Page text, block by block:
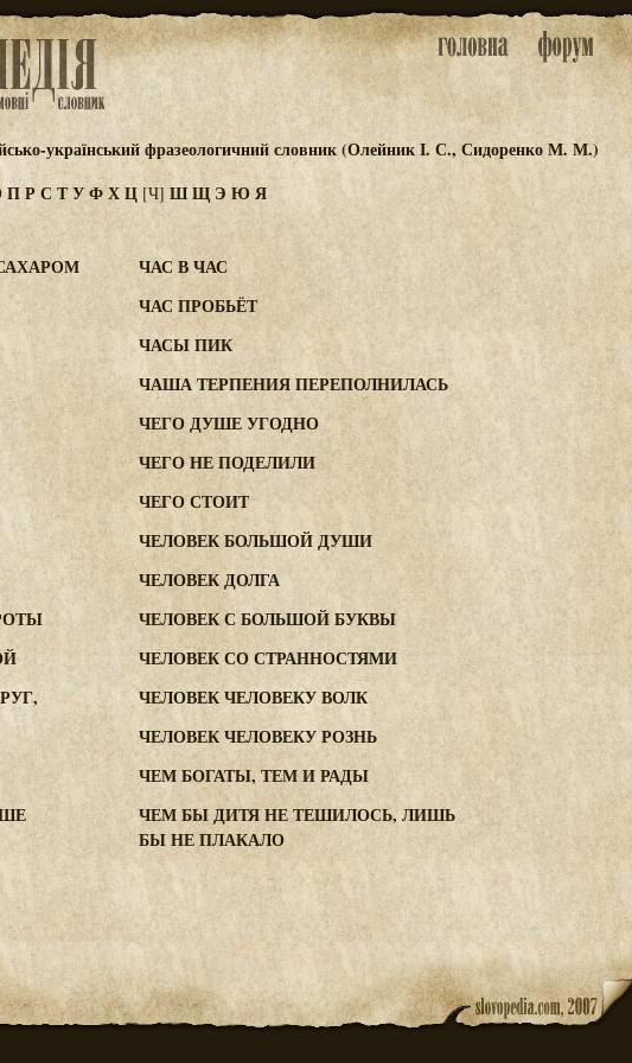
український фразеологичний словник (Олейник І. С., Сидоренко М. М.)
ПРС ТУФХЦ [Ч] ШЩЭ Ю Я
ЧАС В ЧАС
ЧАС ПРОБЬЁТ
ЧАСЫ ПИК
ЧАША ТЕРПЕНИЯ ПЕРЕПОЛНИЛАСЬ
ЧЕГО ДУШЕ УГОДНО
ЧЕГО НЕ ПОДЕЛИЛИ
ЧЕГО СТОИТ
ЧЕЛОВЕК БОЛЬШОЙ ДУШИ
ЧЕЛОВЕК ДОЛГА
ЧЕЛОВЕК С БОЛЬШОЙ БУКВЫ
ЧЕЛОВЕК СО СТРАННОСТЯМИ
ЧЕЛОВЕК ЧЕЛОВЕКУ ВОЛК
ЧЕЛОВЕК ЧЕЛОВЕКУ РОЗНЬ
ЧЕМ БОГАТЫ, ТЕМ И РАДЫ
ЧЕМ БЫ ДИТЯ НЕ ТЕШИЛОСЬ, ЛИШЬ
БЫ НЕ ПЛАКАЛО